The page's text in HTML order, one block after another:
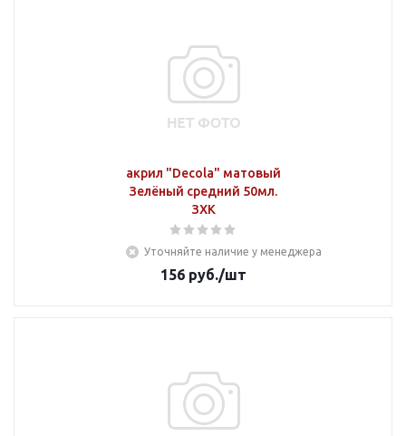
акрил "Decola" матовый
Зелёный средний 50мл.
ЗХК
Уточняйте наличие у менеджера
156 руб./шт